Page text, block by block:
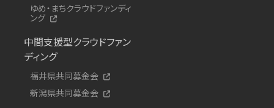
ゆめ・まちクラウドファンディ
ング
中間支援型クラウドファン
ディング
福井県共同募金会
新潟県共同募金会